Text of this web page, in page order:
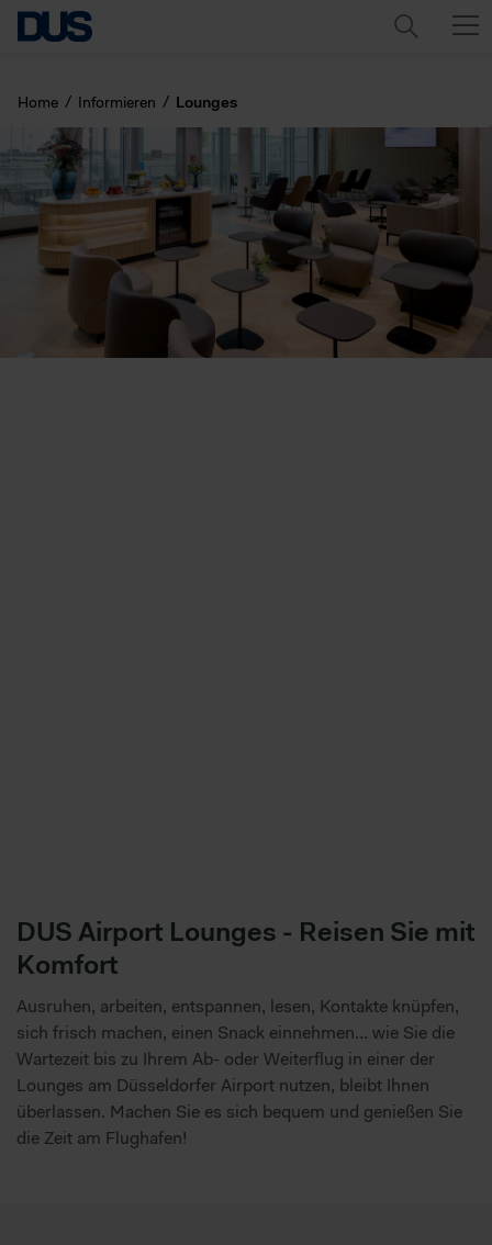
Home Informieren Lounges
DUS Airport Lounges - Reisen Sie mit
Komfort
Ausruhen, arbeiten, entspannen, lesen, Kontakte knüpfen,
sich frisch machen, einen Snack einnehmen… wie Sie die
Wartezeit bis zu Ihrem Ab- oder Weiterflug in einer der
Lounges am Düsseldorfer Airport nutzen, bleibt Ihnen
überlassen. Machen Sie es sich bequem und genießen Sie
die Zeit am Flughafen!